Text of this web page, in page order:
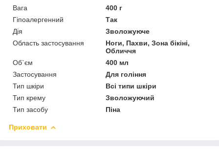
Вага
400 г
Гіпоалергенний
Так
Дія
Зволожуюче
Область застосування
Ноги, Пахви, Зона бікіні,
Обличчя
Об`єм
400 мл
Застосування
Для гоління
Тип шкіри
Всі типи шкіри
Тип крему
Зволожуючий
Тип засобу
Піна
Приховати